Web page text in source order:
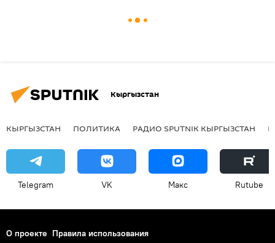
Кыргызстан
КЫРГЫЗСТАН ПОЛИТИКА РАДИО SPUTNIK КЫРГЫЗСТАН
Telegram VK Макс Rutube
О проекте Правила использования